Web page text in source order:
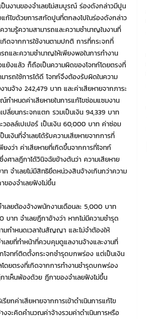
นงานของจำเลยไม่สมบูรณ์ ร่องดังกล่าวมีปูน
ก้ไขด้วยการสกัดปูนที่ตกลงไปในร่องดังกล่าว
ามรู้ความสามารถและความชำนาญในงานที่
กิดจากการใช้งานตามปกติ การที่กระจกที่
และความชำนาญให้เพียงพอในการทำงาน
ย้งแล้ว ก็ถือเป็นความผิดของโจทก์โดยตรงที่
ารถใช้การได้ดี โจทก์จึงต้องรับผิดในความ
นจ้าง 242,479 บาท และค่าเสียหายจากภาระ
ำหนดค่าเสียหายในการแก้ไขซ่อมแซมงาน
ลี่ยนกระจกแตก รวมเป็นเงิน 94,339 บาท
อลล์เปเปอร์ เป็นเงิน 60,000 บาท ค่าซ่อม
งินที่จำเลยได้รับความเสียหายจากการที่
งว่า ค่าเสียหายที่เกิดขึ้นจากการที่โจทก์
ศาลฎีกาได้วินิจฉัยข้างต้นว่า ความเสียหาย
จำเลยไม่มีสิทธิยึดหน่วงสินจ้างเกินกว่าความ
องจำเลยฟังไม่ขึ้น
ลยต้องจ้างพนักงานเดือนละ 5,000 บาท
าท จำเลยฎีกาอ้างว่า หากไม่มีความชำรุด
กำหนดเวลาในสัญญา และไม่จำต้องให้
ลยที่ทำหน้าที่ควบคุมดูแลงานจ้างและงานที่
โจทก์ติดตั้งกระจกชำรุดบกพร่อง แต่เป็นเงิน
ดยตรงที่เกิดจากการทำงานชำรุดบกพร่อง
เห็นพ้องด้วย ฎีกาของจำเลยฟังไม่ขึ้น
กค่าเสียหายจากการเข้าดำเนินการแก้ไข
จะคิดคำนวณค่าจ้างรวมค่าดำเนินการหรือ